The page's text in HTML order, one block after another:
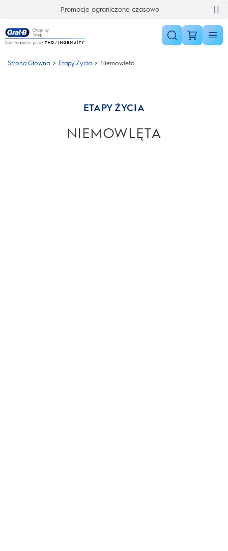
Ekskluzywne oferty już teraz
Strona Główna Etapy Zycia Niemowleta
ETAPY ŻYCIA
NIEMOWLĘTA